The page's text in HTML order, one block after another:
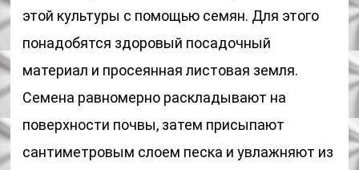
этой культуры с помощью семян. Для этого
понадобятся здоровый посадочный
материал и просеянная листовая земля.
Семена равномерно раскладывают на
поверхности почвы, затем присыпают
сантиметровым слоем песка и увлажняют из